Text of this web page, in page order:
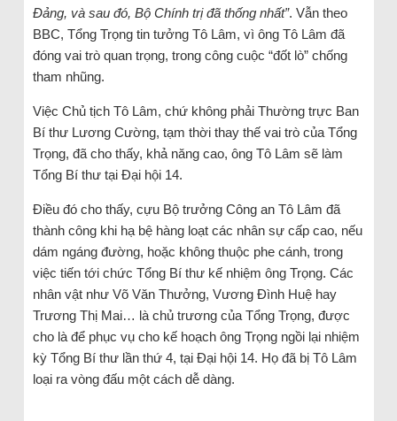
Đảng, và sau đó, Bộ Chính trị đã thống nhất”. Vẫn theo
BBC, Tổng Trọng tin tưởng Tô Lâm, vì ông Tô Lâm đã
đóng vai trò quan trọng, trong công cuộc “đốt lò” chống
tham nhũng.
Việc Chủ tịch Tô Lâm, chứ không phải Thường trực Ban
Bí thư Lương Cường, tạm thời thay thế vai trò của Tổng
Trọng, đã cho thấy, khả năng cao, ông Tô Lâm sẽ làm
Tổng Bí thư tại Đại hội 14.
Điều đó cho thấy, cựu Bộ trưởng Công an Tô Lâm đã
thành công khi hạ bệ hàng loạt các nhân sự cấp cao, nếu
dám ngáng đường, hoặc không thuộc phe cánh, trong
việc tiến tới chức Tổng Bí thư kế nhiệm ông Trọng. Các
nhân vật như Võ Văn Thưởng, Vương Đình Huệ hay
Trương Thị Mai… là chủ trương của Tổng Trọng, được
cho là để phục vụ cho kế hoạch ông Trọng ngồi lại nhiệm
kỳ Tổng Bí thư lần thứ 4, tại Đại hội 14. Họ đã bị Tô Lâm
loại ra vòng đấu một cách dễ dàng.